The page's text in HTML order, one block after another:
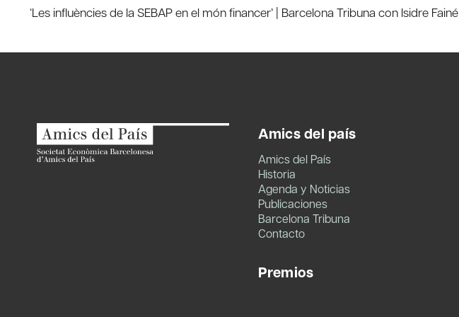
de
entradas
‘Les influències de la SEBAP en el món financer’ | Barcelona Tribuna con Isidre Fainé
Amics del país
Amics del País
Historia
Agenda y Noticias
Publicaciones
Barcelona Tribuna
Contacto
Premios